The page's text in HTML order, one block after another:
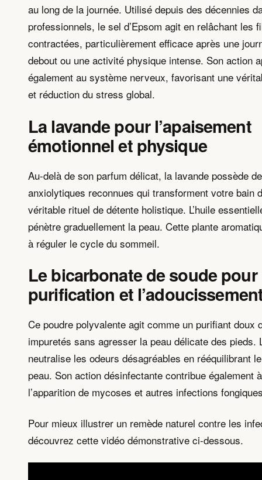
au long de la journée. Utilisé depuis des décennies
professionnels, le sel d’Epsom agit en relâchant les
contractées, particulièrement efficace après une
debout ou une activité physique intense. Son action
également au système nerveux, favorisant une
et réduction du stress global.
La lavande pour l’apaisement
émotionnel et physique
Au-delà de son parfum délicat, la lavande possède
anxiolytiques reconnues qui transforment votre bain
véritable rituel de détente holistique. L’huile
pénètre graduellement la peau. Cette plante
à réguler le cycle du sommeil.
Le bicarbonate de soude pour
purification et
Ce poudre polyvalente agit comme un purifiant doux
impuretés sans agresser la peau délicate des pieds.
neutralise les odeurs désagréables en rééquilibrant
peau. Son action désinfectante contribue également
l’apparition de mycoses et autres infections
Pour mieux illustrer un remède naturel contre les
découvrez cette vidéo démonstrative ci-dessous.